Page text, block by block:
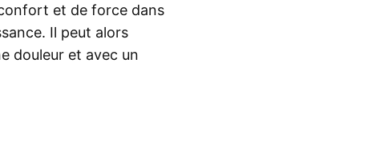
et de force dans
Il peut alors
douleur et avec un